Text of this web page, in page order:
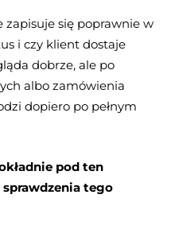
zapisuje się poprawnie w
i czy klient dostaje
dobrze, ale po
albo zamówienia
dopiero po pełnym
pod ten
sprawdzenia tego